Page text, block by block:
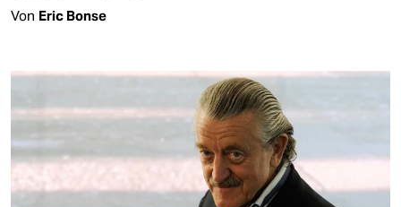
Von Eric Bonse